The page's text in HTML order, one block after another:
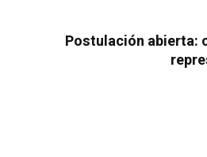
Postulación abierta: